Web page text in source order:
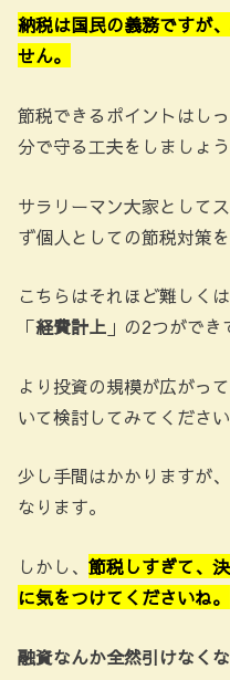
納税は国民の義務ですが
せん。
節税できるポイントはし
分で守る工夫をしましょう
サラリーマン大家として
ず個人としての節税対策
こちらはそれほど難しく
「経費計上 」の2つができ
より投資の規模が広がっ
いて検討してみてください
少し手間はかかりますが
なります。
しかし、 節税しすぎて、
に気をつけてくださいね。
融資なんか全然引けなく